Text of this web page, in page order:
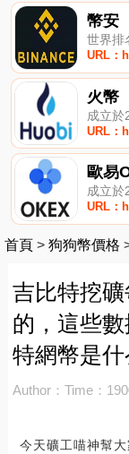
幣安
世界排
URL：
火幣
成立於
URL：
歐易
成立於
URL：
首頁 > 狗狗幣價格
吉比特挖
的，這些
特網幣是
Author： Time：
今天礦工喵神幫